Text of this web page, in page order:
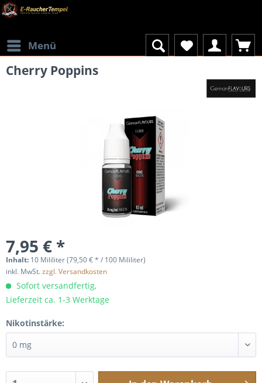
Menü
Cherry Poppins
7,95 € *
Inhalt: 10 Mililiter (79,50 € * / 100 Mililiter)
inkl. MwSt.zzgl. Versandkosten
Sofort versandfertig,
Lieferzeit ca. 1-3 Werktage
Nikotinstärke: